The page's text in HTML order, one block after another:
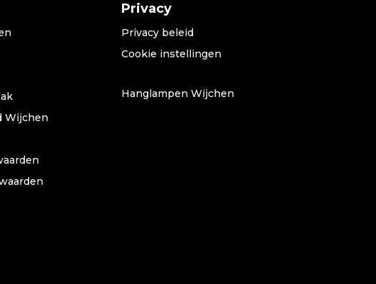
Wijchen
Privacy
Privacy beleid
Cookie instellingen
Hanglampen Wijchen